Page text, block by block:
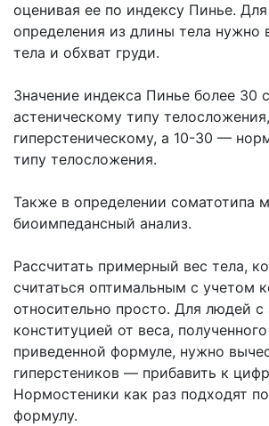
оценивая ее по индексу Пинье. Для
определения из длины тела нужно
тела и обхват груди.
Значение индекса Пинье более 30
астеническому типу
гиперстеническому, а 10-30 —
типу телосложения.
Также в определении соматотипа
биоимпедансный анализ.
Рассчитать примерный вес тела,
считаться оптимальным с учетом
относительно просто. Для людей с
конституцией от веса,
приведенной формуле, нужно
гиперстеников — прибавить к
Нормостеники как раз подходят
формулу.